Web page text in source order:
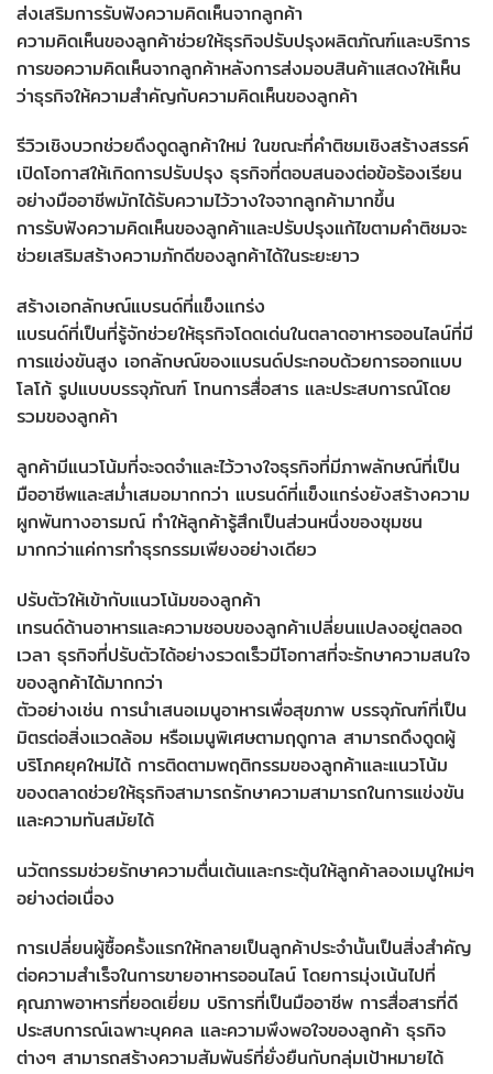
ส่งเสริมการรับฟังความคิดเห็นจากลูกค้า
ความคิดเห็นของลูกค้าช่วยให้ธุรกิจปรับปรุงผลิตภัณฑ์และบริการ
การขอความคิดเห็นจากลูกค้าหลังการส่งมอบสินค้าแสดงให้เห็น
ว่าธุรกิจให้ความสำคัญกับความคิดเห็นของลูกค้า
รีวิวเชิงบวกช่วยดึงดูดลูกค้าใหม่ ในขณะที่คำติชมเชิงสร้างสรรค์
เปิดโอกาสให้เกิดการปรับปรุง ธุรกิจที่ตอบสนองต่อข้อร้องเรียน
อย่างมืออาชีพมักได้รับความไว้วางใจจากลูกค้ามากขึ้น
การรับฟังความคิดเห็นของลูกค้าและปรับปรุงแก้ไขตามคำติชมจะ
ช่วยเสริมสร้างความภักดีของลูกค้าได้ในระยะยาว
สร้างเอกลักษณ์แบรนด์ที่แข็งแกร่ง
แบรนด์ที่เป็นที่รู้จักช่วยให้ธุรกิจโดดเด่นในตลาดอาหารออนไลน์ที่มี
การแข่งขันสูง เอกลักษณ์ของแบรนด์ประกอบด้วยการออกแบบ
โลโก้ รูปแบบบรรจุภัณฑ์ โทนการสื่อสาร และประสบการณ์โดย
รวมของลูกค้า
ลูกค้ามีแนวโน้มที่จะจดจำและไว้วางใจธุรกิจที่มีภาพลักษณ์ที่เป็น
มืออาชีพและสม่ำเสมอมากกว่า แบรนด์ที่แข็งแกร่งยังสร้างความ
ผูกพันทางอารมณ์ ทำให้ลูกค้ารู้สึกเป็นส่วนหนึ่งของชุมชน
มากกว่าแค่การทำธุรกรรมเพียงอย่างเดียว
ปรับตัวให้เข้ากับแนวโน้มของลูกค้า
เทรนด์ด้านอาหารและความชอบของลูกค้าเปลี่ยนแปลงอยู่ตลอด
เวลา ธุรกิจที่ปรับตัวได้อย่างรวดเร็วมีโอกาสที่จะรักษาความสนใจ
ของลูกค้าได้มากกว่า
ตัวอย่างเช่น การนำเสนอเมนูอาหารเพื่อสุขภาพ บรรจุภัณฑ์ที่เป็น
มิตรต่อสิ่งแวดล้อม หรือเมนูพิเศษตามฤดูกาล สามารถดึงดูดผู้
บริโภคยุคใหม่ได้ การติดตามพฤติกรรมของลูกค้าและแนวโน้ม
ของตลาดช่วยให้ธุรกิจสามารถรักษาความสามารถในการแข่งขัน
และความทันสมัยได้
นวัตกรรมช่วยรักษาความตื่นเต้นและกระตุ้นให้ลูกค้าลองเมนูใหม่ๆ
อย่างต่อเนื่อง
การเปลี่ยนผู้ซื้อครั้งแรกให้กลายเป็นลูกค้าประจำนั้นเป็นสิ่งสำคัญ
ต่อความสำเร็จในการขายอาหารออนไลน์ โดยการมุ่งเน้นไปที่
คุณภาพอาหารที่ยอดเยี่ยม บริการที่เป็นมืออาชีพ การสื่อสารที่ดี
ประสบการณ์เฉพาะบุคคล และความพึงพอใจของลูกค้า ธุรกิจ
ต่างๆ สามารถสร้างความสัมพันธ์ที่ยั่งยืนกับกลุ่มเป้าหมายได้